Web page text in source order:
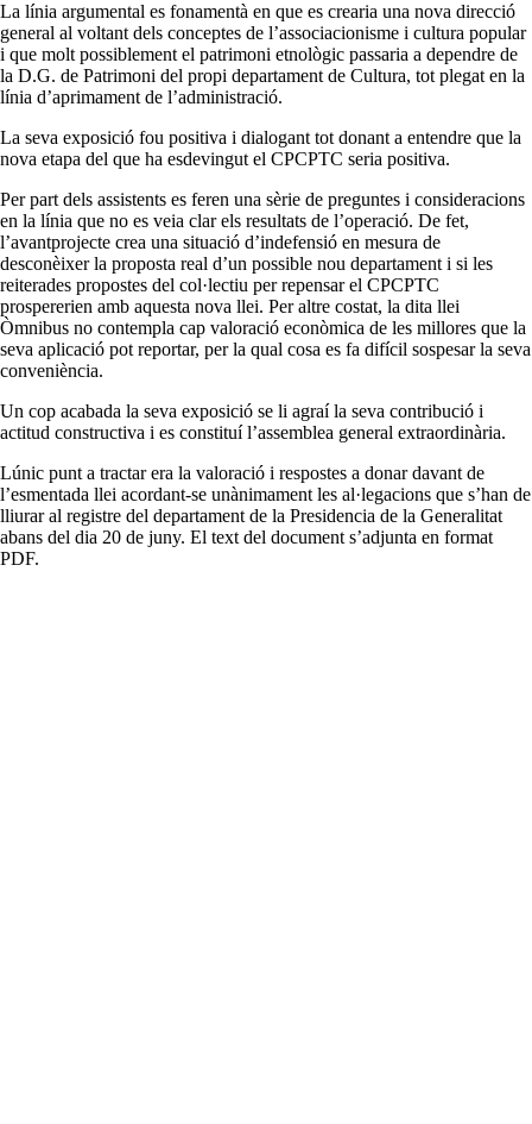
La línia argumental es fonamentà en que es crearia una nova direcció
general al voltant dels conceptes de l’associacionisme i cultura popular
i que molt possiblement el patrimoni etnològic passaria a dependre de
la D.G. de Patrimoni del propi departament de Cultura, tot plegat en la
línia d’aprimament de l’administració.
La seva exposició fou positiva i dialogant tot donant a entendre que la
nova etapa del que ha esdevingut el CPCPTC seria positiva.
Per part dels assistents es feren una sèrie de preguntes i consideracions
en la línia que no es veia clar els resultats de l’operació. De fet,
l’avantprojecte crea una situació d’indefensió en mesura de
desconèixer la proposta real d’un possible nou departament i si les
reiterades propostes del col·lectiu per repensar el CPCPTC
prospererien amb aquesta nova llei. Per altre costat, la dita llei
Òmnibus no contempla cap valoració econòmica de les millores que la
seva aplicació pot reportar, per la qual cosa es fa difícil sospesar la seva
conveniència.
Un cop acabada la seva exposició se li agraí la seva contribució i
actitud constructiva i es constituí l’assemblea general extraordinària.
Lúnic punt a tractar era la valoració i respostes a donar davant de
l’esmentada llei acordant-se unànimament les al·legacions que s’han de
lliurar al registre del departament de la Presidencia de la Generalitat
abans del dia 20 de juny. El text del document s’adjunta en format
PDF.